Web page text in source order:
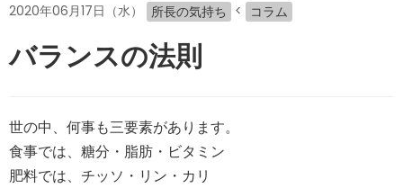
2020年06月17日（水） 所長の気持ち < コラム
バランスの法則
世の中、何事も三要素があります。
食事では、糖分・脂肪・ビタミン
肥料では、チッソ・リン・カリ